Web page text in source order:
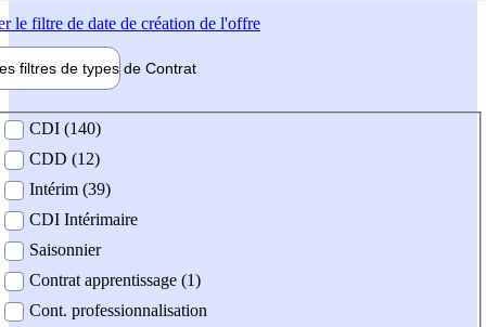
le filtre de date de création de l'offre
filtres de types de Contrat
contrat
CDI (140)
CDD (12)
Intérim (39)
CDI Intérimaire
Saisonnier
Contrat apprentissage (1)
Cont. professionnalisation